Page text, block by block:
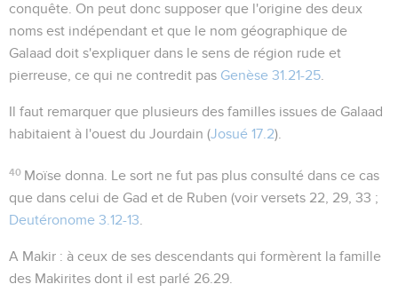
conquête. On peut donc supposer que l'origine des deux
noms est indépendant et que le nom géographique de
Galaad doit s'expliquer dans le sens de région rude et
pierreuse , ce qui ne contredit pas Genèse 31.21-25
Il faut remarquer que plusieurs des familles issues de Galaad
habitaient à l'ouest du Jourdain (Josué 17.2).
40 Moïse donna . Le sort ne fut pas plus consulté dans ce cas
que dans celui de Gad et de Ruben (voir versets 22, 29, 33 ;
Deutéronome 3.12-13
A Makir : à ceux de ses descendants qui formèrent la famille
des Makirites dont il est parlé 26.29